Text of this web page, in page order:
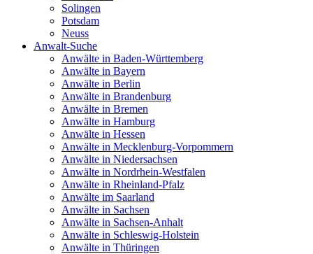
Solingen
Potsdam
Neuss
Anwalt-Suche
Anwälte in Baden-Württemberg
Anwälte in Bayern
Anwälte in Berlin
Anwälte in Brandenburg
Anwälte in Bremen
Anwälte in Hamburg
Anwälte in Hessen
Anwälte in Mecklenburg-Vorpommern
Anwälte in Niedersachsen
Anwälte in Nordrhein-Westfalen
Anwälte in Rheinland-Pfalz
Anwälte im Saarland
Anwälte in Sachsen
Anwälte in Sachsen-Anhalt
Anwälte in Schleswig-Holstein
Anwälte in Thüringen